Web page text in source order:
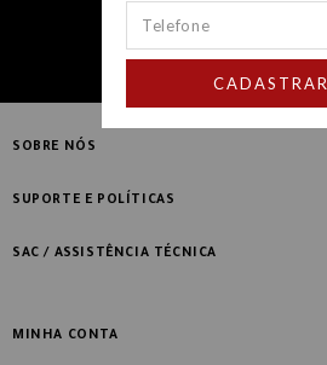
SOBRE NÓS
Quem Somos
SUPORTE E POLÍTICAS
Compre com Especialista
SAC / ASSISTÊNCIA TÉCNICA
MINHA CONTA
CADASTRAR